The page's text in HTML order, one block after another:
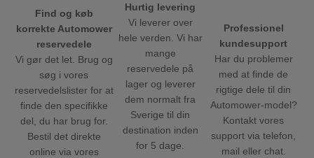
Find og køb
korrekte Automower
reservedele
Vi gør det let. Brug og
søg i vores
reservedelslister for at
finde den specifikke
del, du har brug for.
Bestil det direkte
online via vores
Hurtig levering
Vi leverer over
hele verden. Vi har
mange
reservedele på
lager og leverer
dem normalt fra
Sverige til din
destination inden
for 5 dage.
Professionel
kundesupport
Har du problemer
med at finde de
rigtige dele til din
Automower-model?
Kontakt vores
support via telefon,
mail eller chat.